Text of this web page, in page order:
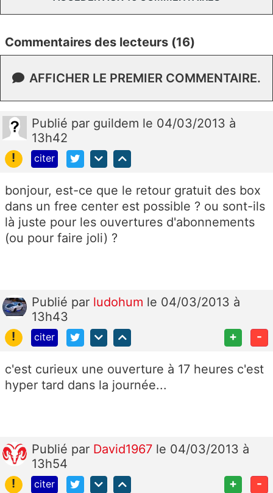
Commentaires des lecteurs (16)
AFFICHER LE PREMIER COMMENTAIRE.
Publié par guildem le 04/03/2013 à
13h42
!
citer
bonjour, est-ce que le retour gratuit des box
dans un free center est possible ? ou sont-ils
là juste pour les ouvertures d'abonnements
(ou pour faire joli) ?
Publié par ludohum le 04/03/2013 à
13h43
!
citer + -
c'est curieux une ouverture à 17 heures c'est
hyper tard dans la journée...
Publié par David1967 le 04/03/2013 à
13h54
!
citer + -